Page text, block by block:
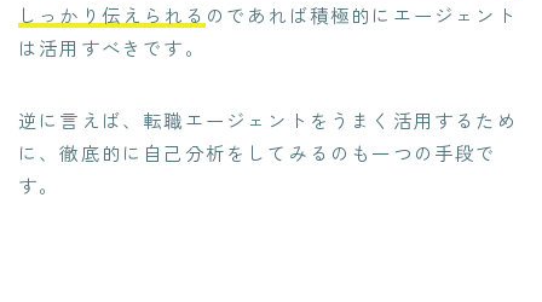
しっかり伝えられる のであれば積極的にエージェント
は活用すべきです。
逆に言えば、転職エージェントをうまく活用するため
に、徹底的に自己分析をしてみるのも一つの手段で
す。